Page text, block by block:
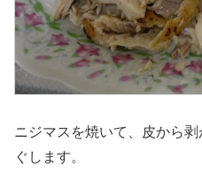
ニジマスを焼いて、皮から
ぐします。